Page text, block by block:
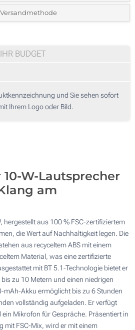
Menge
IHR BUDGET
und Sie sehen sofort
Ihrem Logo oder Bild.
W-Lautsprecher
am
hergestellt aus 100 % FSC-zertifiziertem
die Wert auf Nachhaltigkeit legen. Die
aus recyceltem ABS mit einem
Material, was eine zertifizierte
mit BT 5.1-Technologie bietet er
zu 10 Metern und einen niedrigen
mAh-Akku ermöglicht bis zu 6 Stunden
vollständig aufgeladen. Er verfügt
Mikrofon für Gespräche. Präsentiert in
mit FSC-Mix, wird er mit einem